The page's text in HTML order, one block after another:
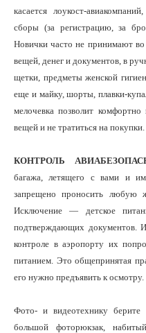
касается лоукост-
сборы (за регистрацию, за
Новички часто не принимают
вещей, денег и документов, в
щетки, предметы женской
еще и майку, шорты, плавки-
мелочевка позволит
вещей и не тратиться на покупки.
КОНТРОЛЬ
багажа, летящего с вами и
запрещено проносить любую
Исключение — детское
подтверждающих документов.
контроле в аэропорту их
питанием. Это общепринятая
его нужно предъявить к осмотру.
Фото- и видеотехнику
большой фоторюкзак,